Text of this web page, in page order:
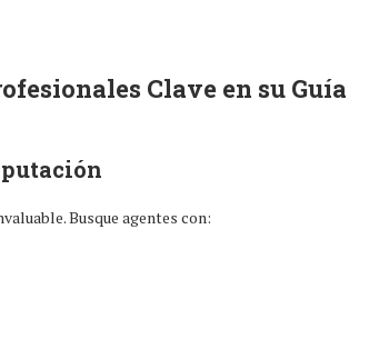
Clave en su Guía
Busque agentes con: